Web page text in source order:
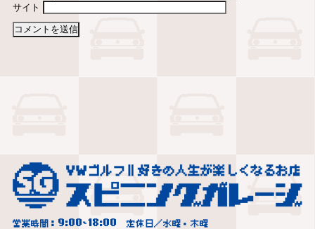
サイト
営業時間： 9:00~18:00
定休日／水曜・木曜